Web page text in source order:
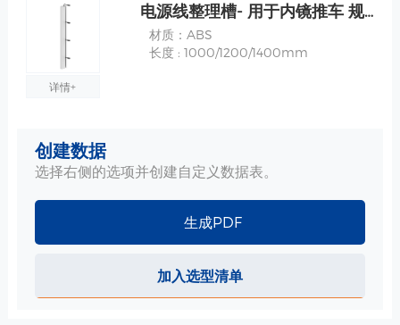
详情+
电源线整理槽- 用于内镜推车 规格
材质：ABS
长度 : 1000/1200/1400mm
包含定位垫，
材质：ABS一体成型
外围尺寸：430*400mm,
实际使用尺寸: 343*379mm
软镜支架探头支撑架 规格
圆孔1-直径：29.6mm
创建数据
选择右侧的选项并创建自定义数据表。
生成PDF
加入选型清单